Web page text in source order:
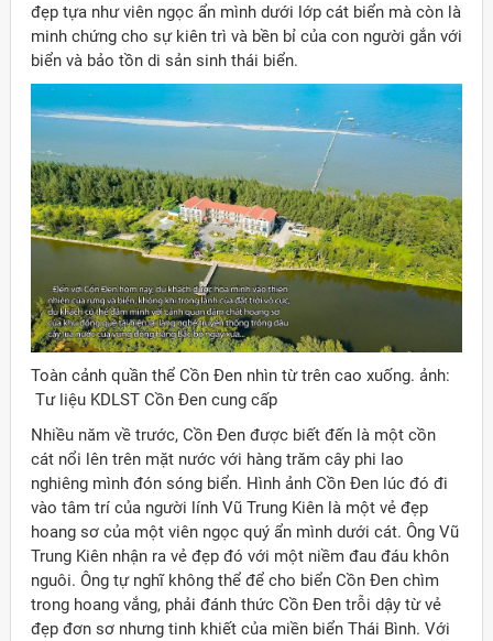
đẹp tựa như viên ngọc ẩn mình dưới lớp cát biển mà còn là
minh chứng cho sự kiên trì và bền bỉ của con người gắn với
biển và bảo tồn di sản sinh thái biển.
Toàn cảnh quần thể Cồn Đen nhìn từ trên cao xuống. ảnh:
Tư liệu KDLST Cồn Đen cung cấp
Nhiều năm về trước, Cồn Đen được biết đến là một cồn
cát nổi lên trên mặt nước với hàng trăm cây phi lao
nghiêng mình đón sóng biển. Hình ảnh Cồn Đen lúc đó đi
vào tâm trí của người lính Vũ Trung Kiên là một vẻ đẹp
hoang sơ của một viên ngọc quý ẩn mình dưới cát. Ông Vũ
Trung Kiên nhận ra vẻ đẹp đó với một niềm đau đáu khôn
nguôi. Ông tự nghĩ không thể để cho biển Cồn Đen chìm
trong hoang vắng, phải đánh thức Cồn Đen trỗi dậy từ vẻ
đẹp đơn sơ nhưng tinh khiết của miền biển Thái Bình. Với